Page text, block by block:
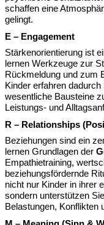
schaffen eine
gelingt.
E – Engagement
Stärkenorientierung ist
lernen Werkzeuge zur
Rückmeldung und zum
Kinder erfahren
wesentliche Bausteine
Leistungs- und
R – Relationships
Beziehungen sind ein
lernen Grundlagen der
Empathietraining,
beziehungsfördernde
nicht nur Kinder in ihrer
sondern unterstützen
Belastungen, Konflikten